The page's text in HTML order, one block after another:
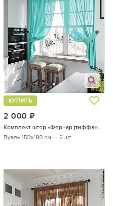
2 000
КУПИТЬ
Вуаль 150х180 см — 2 шт.